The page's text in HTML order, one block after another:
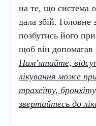
на те, що система
дала збій. Головне
позбутись його
щоб він допомагав
Пам’ятайте,
лікування може
трахеїту,
звертайтесь до